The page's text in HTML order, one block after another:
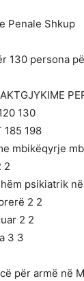
Penale Shkup
130 persona
130
185 198
mbikëqyrje
2
psikiatrik
2 2
2 2
3 3
për armë në